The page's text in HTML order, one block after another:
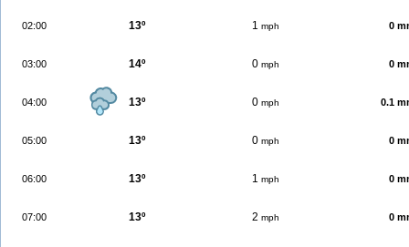
02:00 13º 1 mph 0
03:00 14º 0 mph 0
04:00 13º 0 mph 0.1
05:00 13º 0 mph 0
06:00 13º 1 mph 0
07:00 13º 2 mph 0